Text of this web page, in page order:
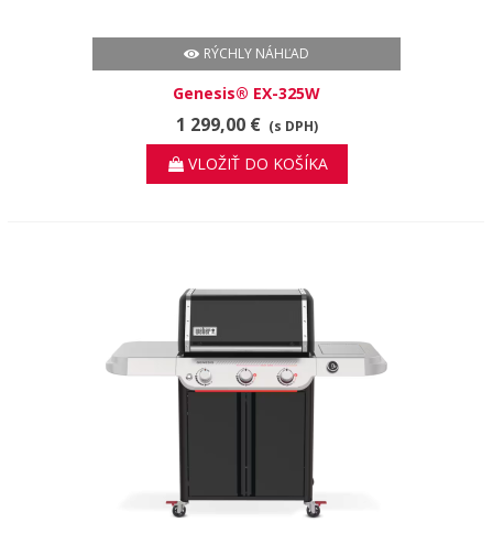
RÝCHLY NÁHĽAD
Genesis® EX-325W
1 299,00 € (s DPH)
VLOŽIŤ DO KOŠÍKA